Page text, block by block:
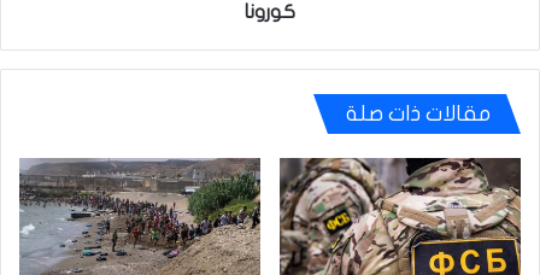
كورونا
مقالات ذات صلة